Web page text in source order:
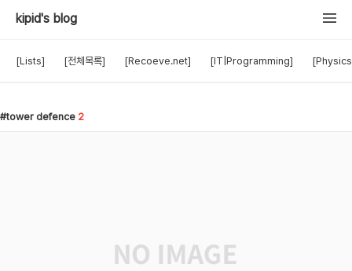
kipid's blog
[Lists] [전체목록] [Recoeve.net] [IT|Programming]
tower defence 2